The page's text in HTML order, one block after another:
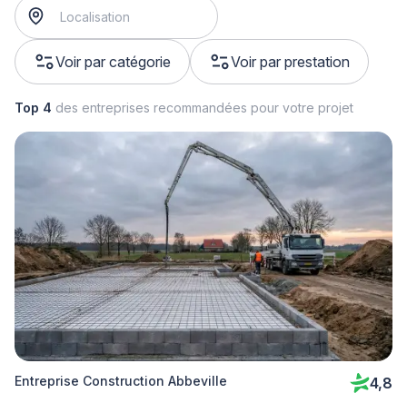
Voir par catégorie Voir par prestation
Top 4 des entreprises recommandées pour votre projet
Entreprise Construction Abbeville 4,8